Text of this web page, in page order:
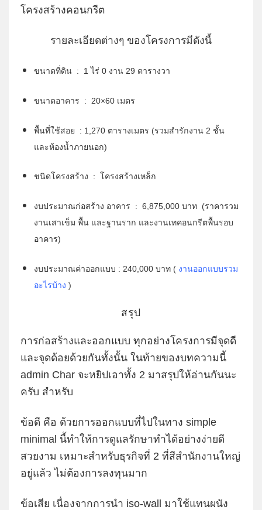
โครงสร้างคอนกรีต
รายละเอียดต่างๆ ของโครงการมีดังนี้
ขนาดที่ดิน : 1 ไร่ 0 งาน 29 ตารางวา
ขนาดอาคาร : 20×60 เมตร
พื้นที่ใช้สอย : 1,270 ตารางเมตร (รวมสำรักงาน 2 ชั้น
และห้องน้ำภายนอก)
ชนิดโครงสร้าง : โครงสร้างเหล็ก
งบประมาณก่อสร้าง อาคาร : 6,875,000 บาท (ราคารวม
งานเสาเข็ม พื้น และฐานราก และงานเทคอนกรีตพื้นรอบ
อาคาร)
งบประมาณค่าออกแบบ : 240,000 บาท ( งานออกแบบรวม
อะไรบ้าง )
สรุป
การก่อสร้างและออกแบบ ทุกอย่างโครงการมีจุดดี
และจุดด้อยด้วยกันทั้งนั้น ในท้ายของบทความนี้
admin Char จะหยิปเอาทั้ง 2 มาสรุปให้อ่านกันนะ
ครับ สำหรับ
ข้อดี คือ ด้วยการออกแบบที่ไปในทาง simple
minimal นี้ทำให้การดูแลรักษาทำได้อย่างง่ายดี
สวยงาม เหมาะสำหรับธุรกิจที่ 2 ที่สีสำนักงานใหญ่
อยู่แล้ว ไม่ต้องการลงทุนมาก
ข้อเสีย เนื่องจากการนำ iso-wall มาใช้แทนผนัง